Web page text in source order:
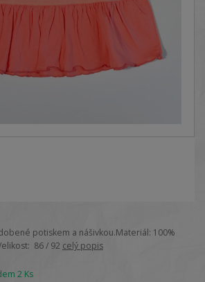
potiskem a nášivkou.Materiál: 100%
86 / 92 celý popis
2 Ks